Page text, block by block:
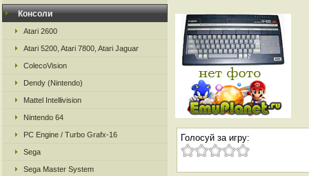
Консоли
Atari 2600
Atari 5200, Atari 7800, Atari Jaguar
ColecoVision
Dendy (Nintendo)
Mattel Intellivision
Nintendo 64
PC Engine / Turbo Grafx-16
Sega
Sega Master System
Голосуй за игру: